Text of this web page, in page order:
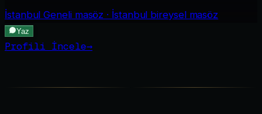
İstanbul Genelimasöz · İstanbul bireysel masöz
Yaz
Profili İncele→